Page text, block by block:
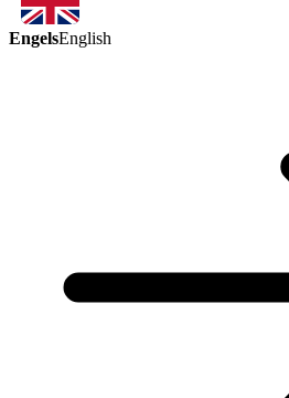
EngelsEnglish